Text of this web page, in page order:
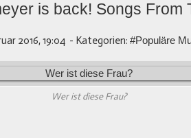
is back! Songs From
2016, 19:04 - Kategorien: #Populäre
Wer ist diese Frau?